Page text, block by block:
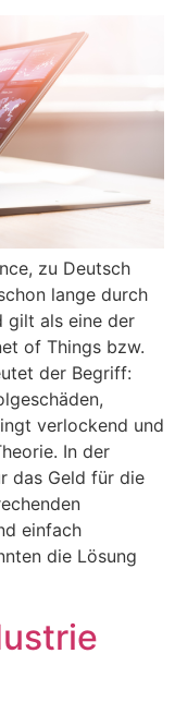
zu Deutsch
lange durch
gilt als eine der
of Things bzw.
der Begriff:
verlockend und
In der
das Geld für die
einfach
die Lösung